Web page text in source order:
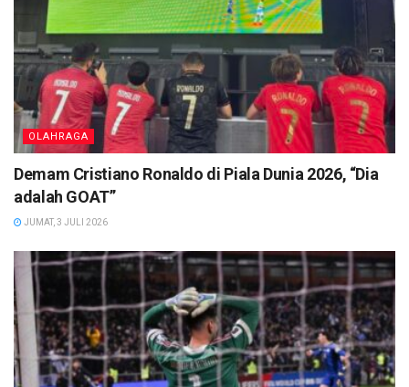
OLAHRAGA
Demam Cristiano Ronaldo di Piala Dunia 2026, “Dia
adalah GOAT”
JUMAT, 3 JULI 2026